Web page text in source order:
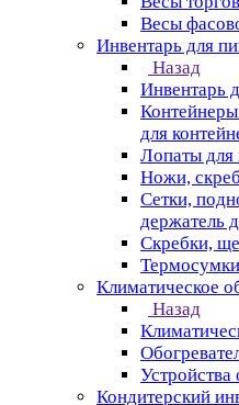
Весы
Инвентарь для
Назад
Инвентарь
для
Лопаты для
Ножи,
Сетки,
держатель
Скребки,
Термосумки
Климатическое
Назад
Устройства
Кондитерский